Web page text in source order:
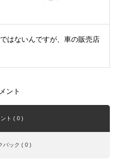
はないんですが、車の販売店
ント
ント ( 0 )
バック ( 0 )